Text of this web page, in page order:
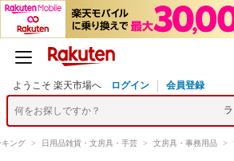
ようこそ 楽天市場へ ログイン 会員登録
キング > 日用品雑貨・文房具・手芸 > 文房具・事務用品 >